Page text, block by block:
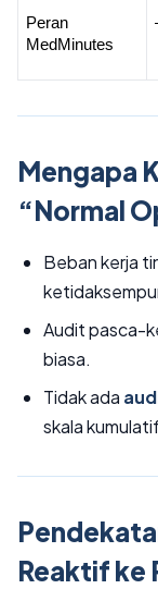
Peran
MedMinutes
Mengapa
“Normal
Beban kerja
Audit pasca-
biasa.
Tidak ada
skala
Reaktif ke